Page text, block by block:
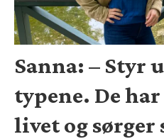
Sanna: – Styr
typene. De
livet og sørger